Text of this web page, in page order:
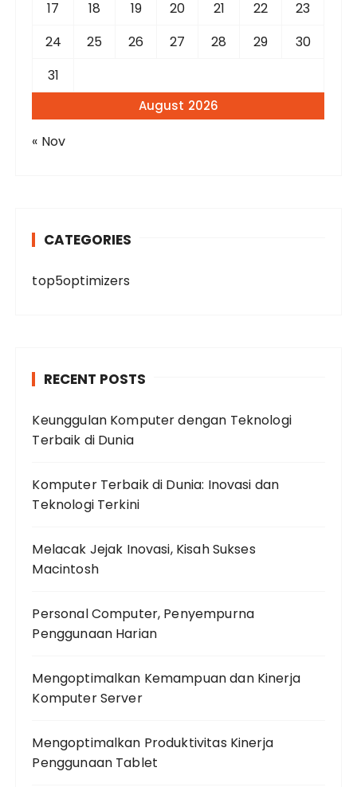
August 2026
17 18 19 20 21 22
23
24
25 26 27 28 29
30
31
« Nov
CATEGORIES
top5optimizers
RECENT POSTS
Keunggulan Komputer dengan Teknologi
Terbaik di Dunia
Komputer Terbaik di Dunia: Inovasi dan
Teknologi Terkini
Melacak Jejak Inovasi, Kisah Sukses
Macintosh
Personal Computer, Penyempurna
Penggunaan Harian
Mengoptimalkan Kemampuan dan Kinerja
Komputer Server
Mengoptimalkan Produktivitas Kinerja
Penggunaan Tablet